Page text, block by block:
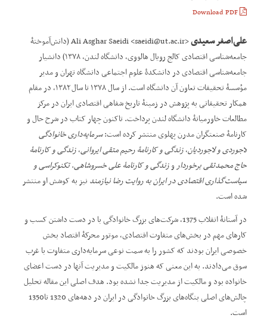
Download PDF
علیاصغر سعیدی
<Ali Asghar Saeidi <saeidi@ut.ac.ir (دانش‌آموختۀ
جامعه‌شناسی اقتصادی کالج رویال هالووی، دانشگاه لندن، ۱۳۷۸) دانشیار
جامعه‌شناسی اقتصادی در دانشکدۀ علوم اجتماعی دانشگاه تهران و مدیر
مؤسسۀ تحقیقات تعاون آن دانشگاه است. از سال ۱۳۷۸ تا سال ۱۳۸۲، در مقام
همکار تحقیقاتی به پژوهش در زمینۀ تاریخ شفاهی اقتصادی ایران در مرکز
مطالعات خاورمیانۀ دانشگاه لندن پرداخت. تاکنون چهار کتاب در شرح حال و
کارنامۀ صنعتگران مدرن پهلوی منتشر کرده است:سرمایه‌داری خانوادگی
لاجوردی و لاجوردیان،زندگی و کارنامۀ رحیم متقی ایروانی،زندگی و کارنامۀ
حاج محمدتقی برخوردار وزندگی و کارنامۀ علی خسروشاهی.تکنوکراسی و
سیاستگذاری اقتصادی در ایران به روایت رضا نیازمند نیز به کوشش او منتشر
شده است.
در آستانۀ انقلاب 1375، شرکت‌های بزرگ خانوادگی با در دست داشتن کسب و
کارهای مهم در بخش‌های متفاوت اقتصادی، موتور محرکۀ اقتصاد بخش
خصوصی ایران بودند که کشور را به سمت نوعی سرمایه‌داری متفاوت با غرب
سوق می‌دادند. به این معنی که هنوز مالکیت و مدیریت آنها در دست اعضای
خانواده بود و مالکیت از مدیریت جدا نشده بود. هدف اصلی این مقاله تحلیل
چالش‌های اصلی بنگاه‌های بزرگ خانوادگی در ایران در دهه‌های 1320 تا1350
است.